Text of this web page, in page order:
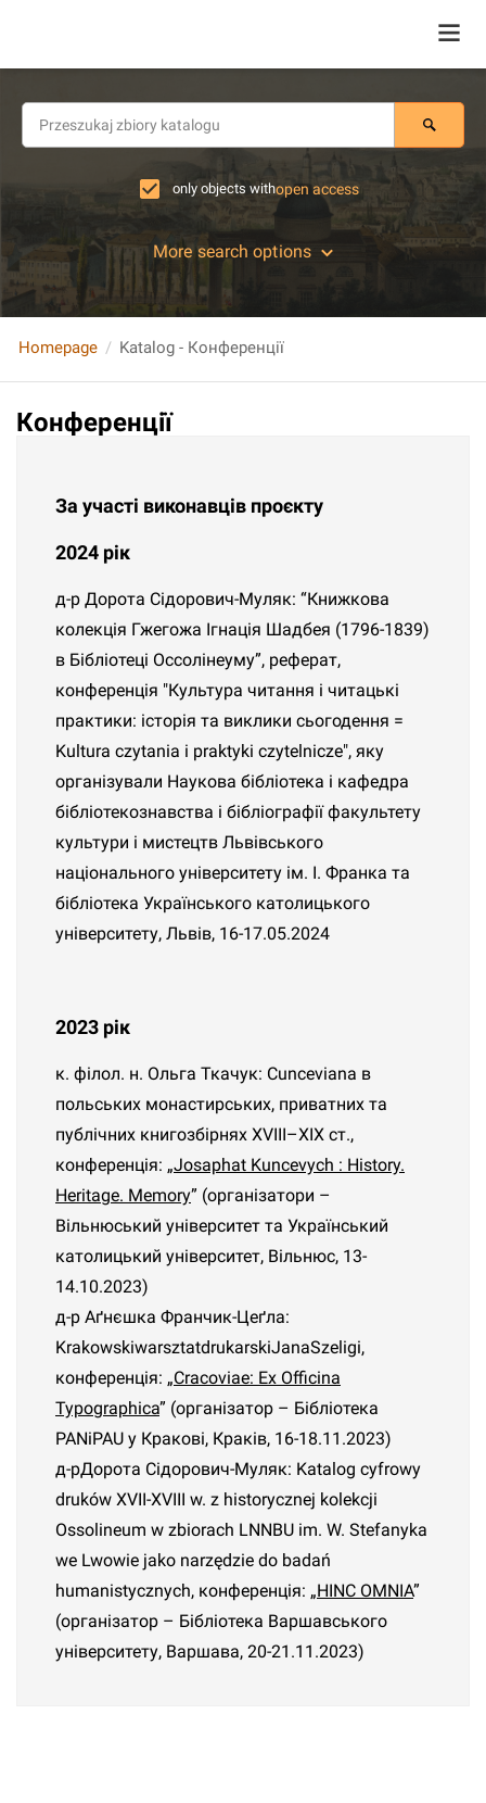
only objects withopen access
More search options
Homepage Katalog - Конференції
Конференції
За участі виконавців проєкту
2024 рік
д-р Дорота Сідорович-Муляк: “Книжкова
колекція Гжегожа Ігнація Шадбея (1796-1839)
в Бібліотеці Оссолінеуму”, реферат,
конференція "Культура читання і читацькі
практики: історія та виклики сьогодення =
Kultura czytania i praktyki czytelnicze", яку
організували Наукова бібліотека і кафедра
бібліотекознавства і бібліографії факультету
культури і мистецтв Львівського
національного університету ім. І. Франка та
бібліотека Українського католицького
університету, Львів, 16-17.05.2024
2023 рік
к. філол. н. Ольга Ткачук: Cunceviana в
польських монастирських, приватних та
публічних книгозбірнях XVIII–XIX ст.,
конференція: „Josaphat Kuncevych : History.
Heritage. Memory” (організатори –
Вільнюський університет та Український
католицький університет, Вільнюс, 13-
14.10.2023)
д-р Аґнєшка Франчик-Цеґла:
KrakowskiwarsztatdrukarskiJanaSzeligi,
конференція: „Cracoviae: Ex Officina
Typographica” (організатор – Бібліотека
PANiPAU у Кракові, Краків, 16-18.11.2023)
д-рДорота Сідорович-Муляк: Katalog cyfrowy
druków XVII-XVIII w. z historycznej kolekcji
Ossolineum w zbiorach LNNBU im. W. Stefanyka
we Lwowie jako narzędzie do badań
humanistycznych, конференція: „HINC OMNIA”
(організатор – Бібліотека Варшавського
університету, Варшава, 20-21.11.2023)